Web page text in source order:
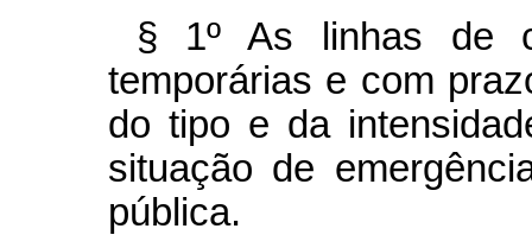
§ 1º As linhas de
temporárias e com
do tipo e da
situação de
pública.